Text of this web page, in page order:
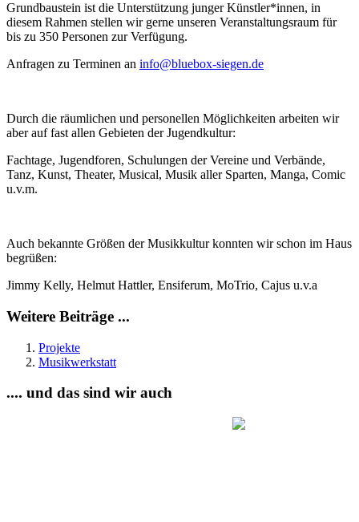
Grundbaustein ist die Unterstützung junger Künstler*innen, in
diesem Rahmen stellen wir gerne unseren Veranstaltungsraum für
bis zu 350 Personen zur Verfügung.
Anfragen zu Terminen an info@bluebox-siegen.de
Durch die räumlichen und personellen Möglichkeiten arbeiten wir
aber auf fast allen Gebieten der Jugendkultur:
Fachtage, Jugendforen, Schulungen der Vereine und Verbände,
Tanz, Kunst, Theater, Musical, Musik aller Sparten, Manga, Comic
u.v.m.
Auch bekannte Größen der Musikkultur konnten wir schon im Haus
begrüßen:
Jimmy Kelly, Helmut Hattler, Ensiferum, MoTrio, Cajus u.v.a
Weitere Beiträge ...
Projekte
Musikwerkstatt
.... und das sind wir auch